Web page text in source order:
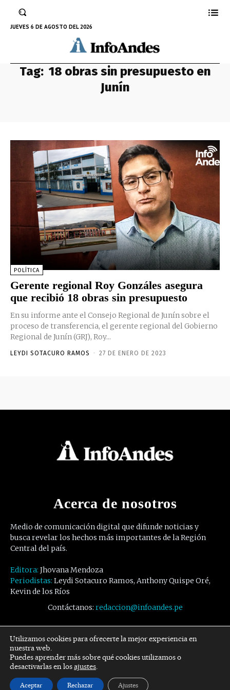
JUEVES 6 DE AGOSTO DEL 2026
Tag: 18 obras sin presupuesto en
Junín
POLÍTICA
Gerente regional Roy Gonzáles asegura
que recibió 18 obras sin presupuesto
En su informe ante el Consejo Regional de Junín sobre el
proceso de transferencia, el gerente regional del Gobierno
Regional de Junín (GRJ), Roy...
LEYDI SOTACURO RAMOS - 27 DE ENERO DE 2023
Acerca de nosotros
Medio de comunicación digital que difunde noticias y
busca revelar los hechos más importantes de la Región
Central del país.
Editora: Jhovana Mendoza
Periodistas: Leydi Sotacuro Ramos, Anthony Quispe Oré,
Kevin de los Ríos
Contáctanos: redaccion@infoandes.pe
Síguenos
Facebook Twitter Youtube
Utilizamos cookies para ofrecerte la mejor experiencia en
nuestra web.
Puedes aprender más sobre qué cookies utilizamos o
desactivarlas en losajustes.
Aceptar Rechazar Ajustes